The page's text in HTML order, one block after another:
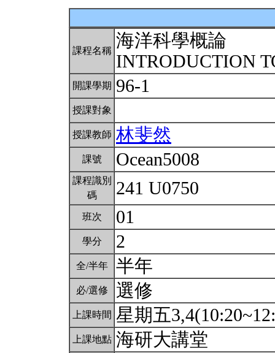
課程名稱 海洋科學概論
INTRODUCTION
開課學期 96-1
授課對象
授課教師 林斐然
課號 Ocean5008
課程識別
碼
241 U0750
班次 01
學分 2
全/半年 半年
必/選修 選修
上課時間 星期五
上課地點 海研大講堂